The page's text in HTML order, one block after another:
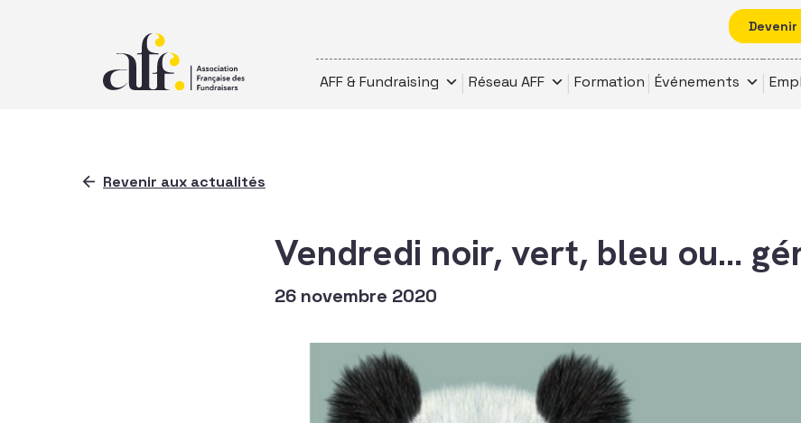
AFF & Fundraising Réseau AFF Formation Événements
Revenir aux actualités
Vendredi noir, vert, bleu ou…
26 novembre 2020